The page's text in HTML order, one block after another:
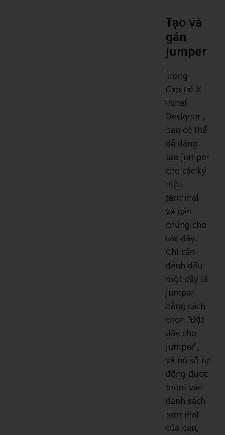
Tạo và
gán
jumper
Trong
Capital X
Panel
Designer ,
bạn có thể
dễ dàng
tạo jumper
cho các ký
hiệu
terminal
và gán
chúng cho
các dây.
Chỉ cần
đánh dấu
một dây là
jumper
bằng cách
chọn "Đặt
dây cho
jumper",
và nó sẽ tự
động được
thêm vào
danh sách
terminal
của bạn,